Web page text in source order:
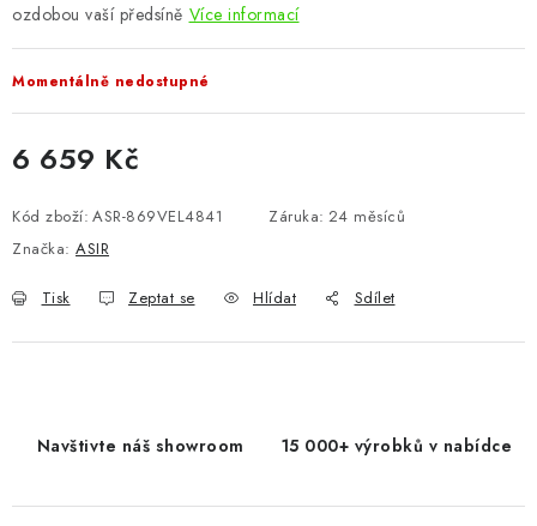
Vše o nákupu Info
Reklamace a odstoupení od smlouvy
ozdobou vaší předsíně Více informací
Momentálně nedostupné
6 659 Kč
Kód zboží: ASR-869VEL4841 Záruka: 24 měsíců
Značka: ASIR
Tisk Zeptat se Hlídat Sdílet
Navštivte náš showroom 15 000+ výrobků v nabídce